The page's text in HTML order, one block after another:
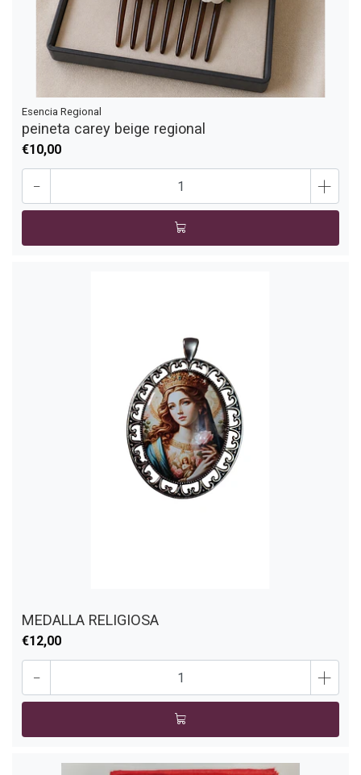
Esencia Regional
peineta carey beige regional
€10,00
- +
MEDALLA RELIGIOSA
€12,00
- +